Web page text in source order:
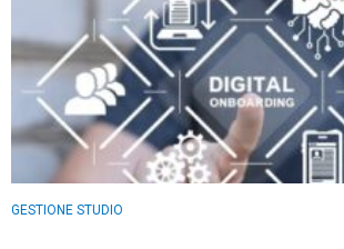
GESTIONE STUDIO